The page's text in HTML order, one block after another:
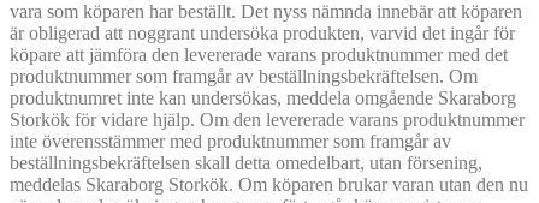
vara som köparen har beställt. Det nyss nämnda innebär att köparen
är obligerad att noggrant undersöka produkten, varvid det ingår för
köpare att jämföra den levererade varans produktnummer med det
produktnummer som framgår av beställningsbekräftelsen. Om
produktnumret inte kan undersökas, meddela omgående Skaraborg
Storkök för vidare hjälp. Om den levererade varans produktnummer
inte överensstämmer med produktnummer som framgår av
beställningsbekräftelsen skall detta omedelbart, utan försening,
meddelas Skaraborg Storkök. Om köparen brukar varan utan den nu